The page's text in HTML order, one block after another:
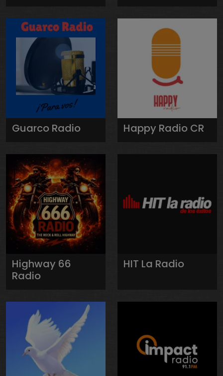
Guarco Radio Happy Radio CR
Highway 66
Radio
HIT La Radio